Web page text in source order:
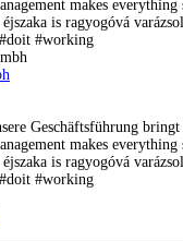
Geschäftsführung
makes
is ragyogóvá
#doit #working